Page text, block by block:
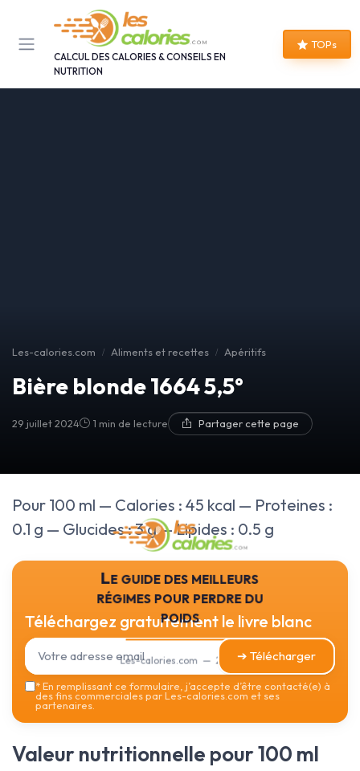
CALCUL DES CALORIES & CONSEILS EN
NUTRITION
TOPs
Les-calories.com Aliments et recettes Apéritifs
Bière blonde 1664 5,5°
29 juillet 2024 1 min de lecture Partager cette page
Pour 100 ml — Calories : 45 kcal — Proteines :
0.1 g — Glucides : 3 g — Lipides : 0.5 g
Le guide des meilleurs
régimes pour perdre du
poids
Les-calories.com — 2026
Téléchargez gratuitement le livre blanc
➔ Télécharger
*En remplissant ce formulaire, j’accepte d’être contacté(e) à
des fins commerciales par Les-calories.com et ses
partenaires.
Valeur nutritionnelle pour 100 ml
Panneau de gestion des cookies